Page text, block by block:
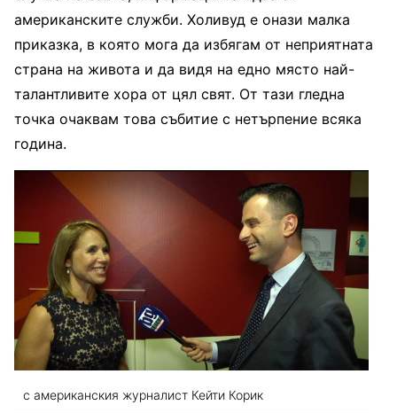
американските служби. Холивуд е онази малка
приказка, в която мога да избягам от неприятната
страна на живота и да видя на едно място най-
талантливите хора от цял свят. От тази гледна
точка очаквам това събитие с нетърпение всяка
година.
с американския журналист Кейти Корик